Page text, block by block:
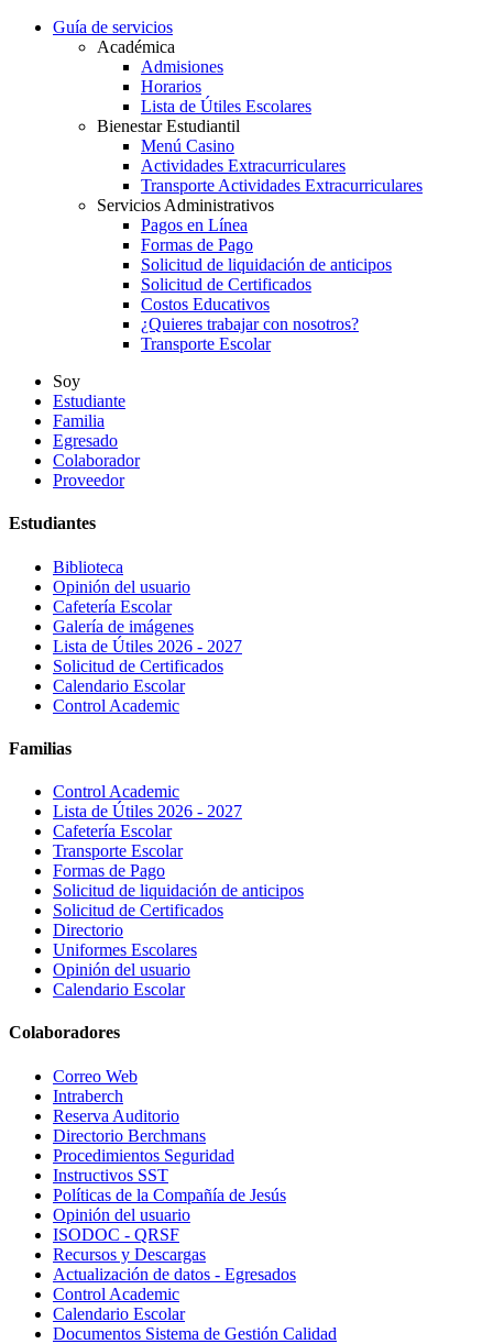
Guía de servicios
Académica
Admisiones
Horarios
Lista de Útiles Escolares
Bienestar Estudiantil
Menú Casino
Actividades Extracurriculares
Transporte Actividades Extracurriculares
Servicios Administrativos
Pagos en Línea
Formas de Pago
Solicitud de liquidación de anticipos
Solicitud de Certificados
Costos Educativos
¿Quieres trabajar con nosotros?
Transporte Escolar
Soy
Estudiante
Familia
Egresado
Colaborador
Proveedor
Estudiantes
Biblioteca
Opinión del usuario
Cafetería Escolar
Galería de imágenes
Lista de Útiles 2026 - 2027
Solicitud de Certificados
Calendario Escolar
Control Academic
Familias
Control Academic
Lista de Útiles 2026 - 2027
Cafetería Escolar
Transporte Escolar
Formas de Pago
Solicitud de liquidación de anticipos
Solicitud de Certificados
Directorio
Uniformes Escolares
Opinión del usuario
Calendario Escolar
Colaboradores
Correo Web
Intraberch
Reserva Auditorio
Directorio Berchmans
Procedimientos Seguridad
Instructivos SST
Políticas de la Compañía de Jesús
Opinión del usuario
ISODOC - QRSF
Recursos y Descargas
Actualización de datos - Egresados
Control Academic
Calendario Escolar
Documentos Sistema de Gestión Calidad